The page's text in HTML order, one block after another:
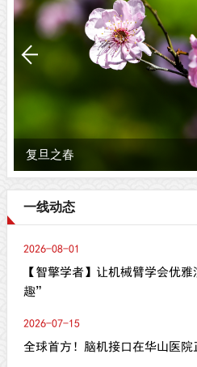
复旦之春
一线动态
2026-08-01
【智擎学者】让机械臂学会优
趣”
2026-07-15
全球首方！脑机接口在华山医院